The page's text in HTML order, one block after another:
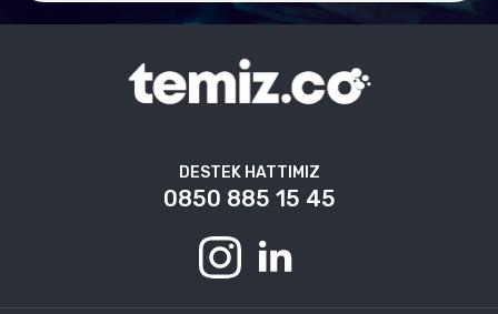
DESTEK HATTIMIZ
0850 885 15 45